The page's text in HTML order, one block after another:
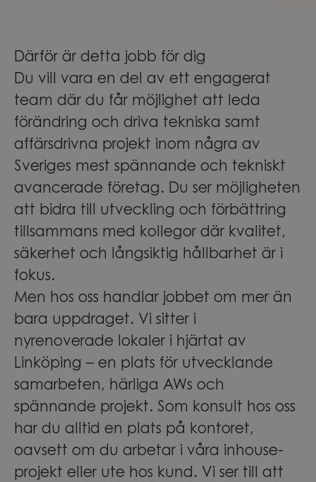
Därför är detta jobb för dig
Du vill vara en del av ett engagerat
team där du får möjlighet att leda
förändring och driva tekniska samt
affärsdrivna projekt inom några av
Sveriges mest spännande och tekniskt
avancerade företag. Du ser möjligheten
att bidra till utveckling och förbättring
tillsammans med kollegor där kvalitet,
säkerhet och långsiktig hållbarhet är i
fokus.
Men hos oss handlar jobbet om mer än
bara uppdraget. Vi sitter i
nyrenoverade lokaler i hjärtat av
Linköping – en plats för utvecklande
samarbeten, härliga AWs och
spännande projekt. Som konsult hos oss
har du alltid en plats på kontoret,
oavsett om du arbetar i våra inhouse-
projekt eller ute hos kund. Vi ser till att